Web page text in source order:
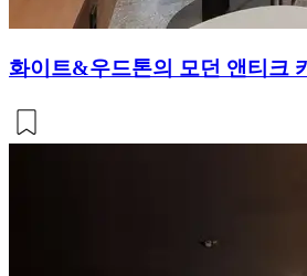
화이트&우드톤의 모던 앤티크